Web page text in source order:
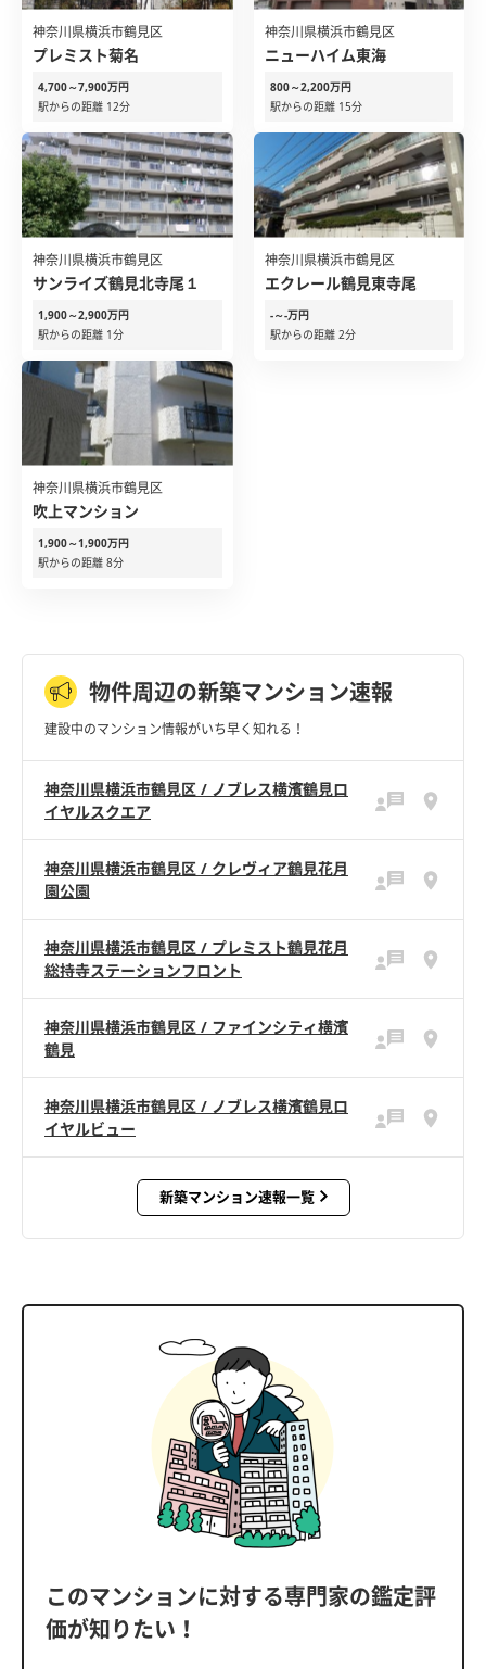
神奈川県横浜市鶴見区
プレミスト菊名
4,700～7,900万円
駅からの距離 12分
神奈川県横浜市鶴見区
ニューハイム東海
800～2,200万円
駅からの距離 15分
神奈川県横浜市鶴見区
サンライズ鶴見北寺尾１
1,900～2,900万円
駅からの距離 1分
神奈川県横浜市鶴見区
エクレール鶴見東寺尾
-～-万円
駅からの距離 2分
神奈川県横浜市鶴見区
吹上マンション
1,900～1,900万円
駅からの距離 8分
物件周辺の新築マンション速報
建設中のマンション情報がいち早く知れる！
神奈川県横浜市鶴見区 / ノブレス横濱鶴見ロ
イヤルスクエア
神奈川県横浜市鶴見区 / クレヴィア鶴見花月
園公園
神奈川県横浜市鶴見区 / プレミスト鶴見花月
総持寺ステーションフロント
神奈川県横浜市鶴見区 / ファインシティ横濱
鶴見
神奈川県横浜市鶴見区 / ノブレス横濱鶴見ロ
イヤルビュー
新築マンション速報一覧
このマンションに対する専門家の鑑定評
価が知りたい！